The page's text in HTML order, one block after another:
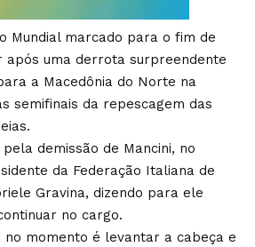
Mundial marcado para o fim de
após uma derrota surpreendente
a Macedônia do Norte na
semifinais da repescagem das
demissão de Mancini, no
da Federação Italiana de
Gravina, dizendo para ele
no cargo.
no momento é levantar a cabeça e